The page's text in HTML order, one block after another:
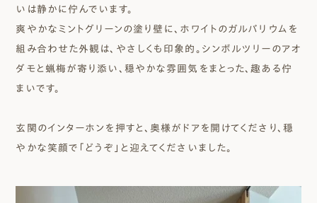
いは静かに佇んでいます。
爽やかなミントグリーンの塗り壁に、ホワイトのガルバリウムを
組み合わせた外観は、やさしくも印象的。シンボルツリーのアオ
ダモと蝋梅が寄り添い、穏やかな雰囲気をまとった、趣ある佇
まいです。
玄関のインターホンを押すと、奥様がドアを開けてくださり、穏
やかな笑顔で「どうぞ」と迎えてくださいました。